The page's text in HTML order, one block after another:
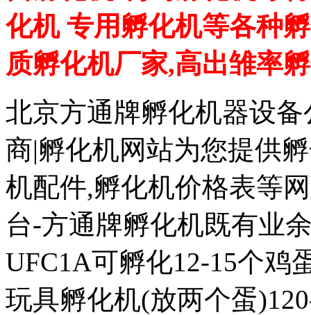
化机 专用孵化机等各种
质孵化机厂家,高出雏率
北京方通牌孵化机器设
商|孵化机网站为您提供
机配件,孵化机价格表等
台-方通牌孵化机既有业
UFC1A可孵化12-15个鸡
玩具孵化机(放两个蛋